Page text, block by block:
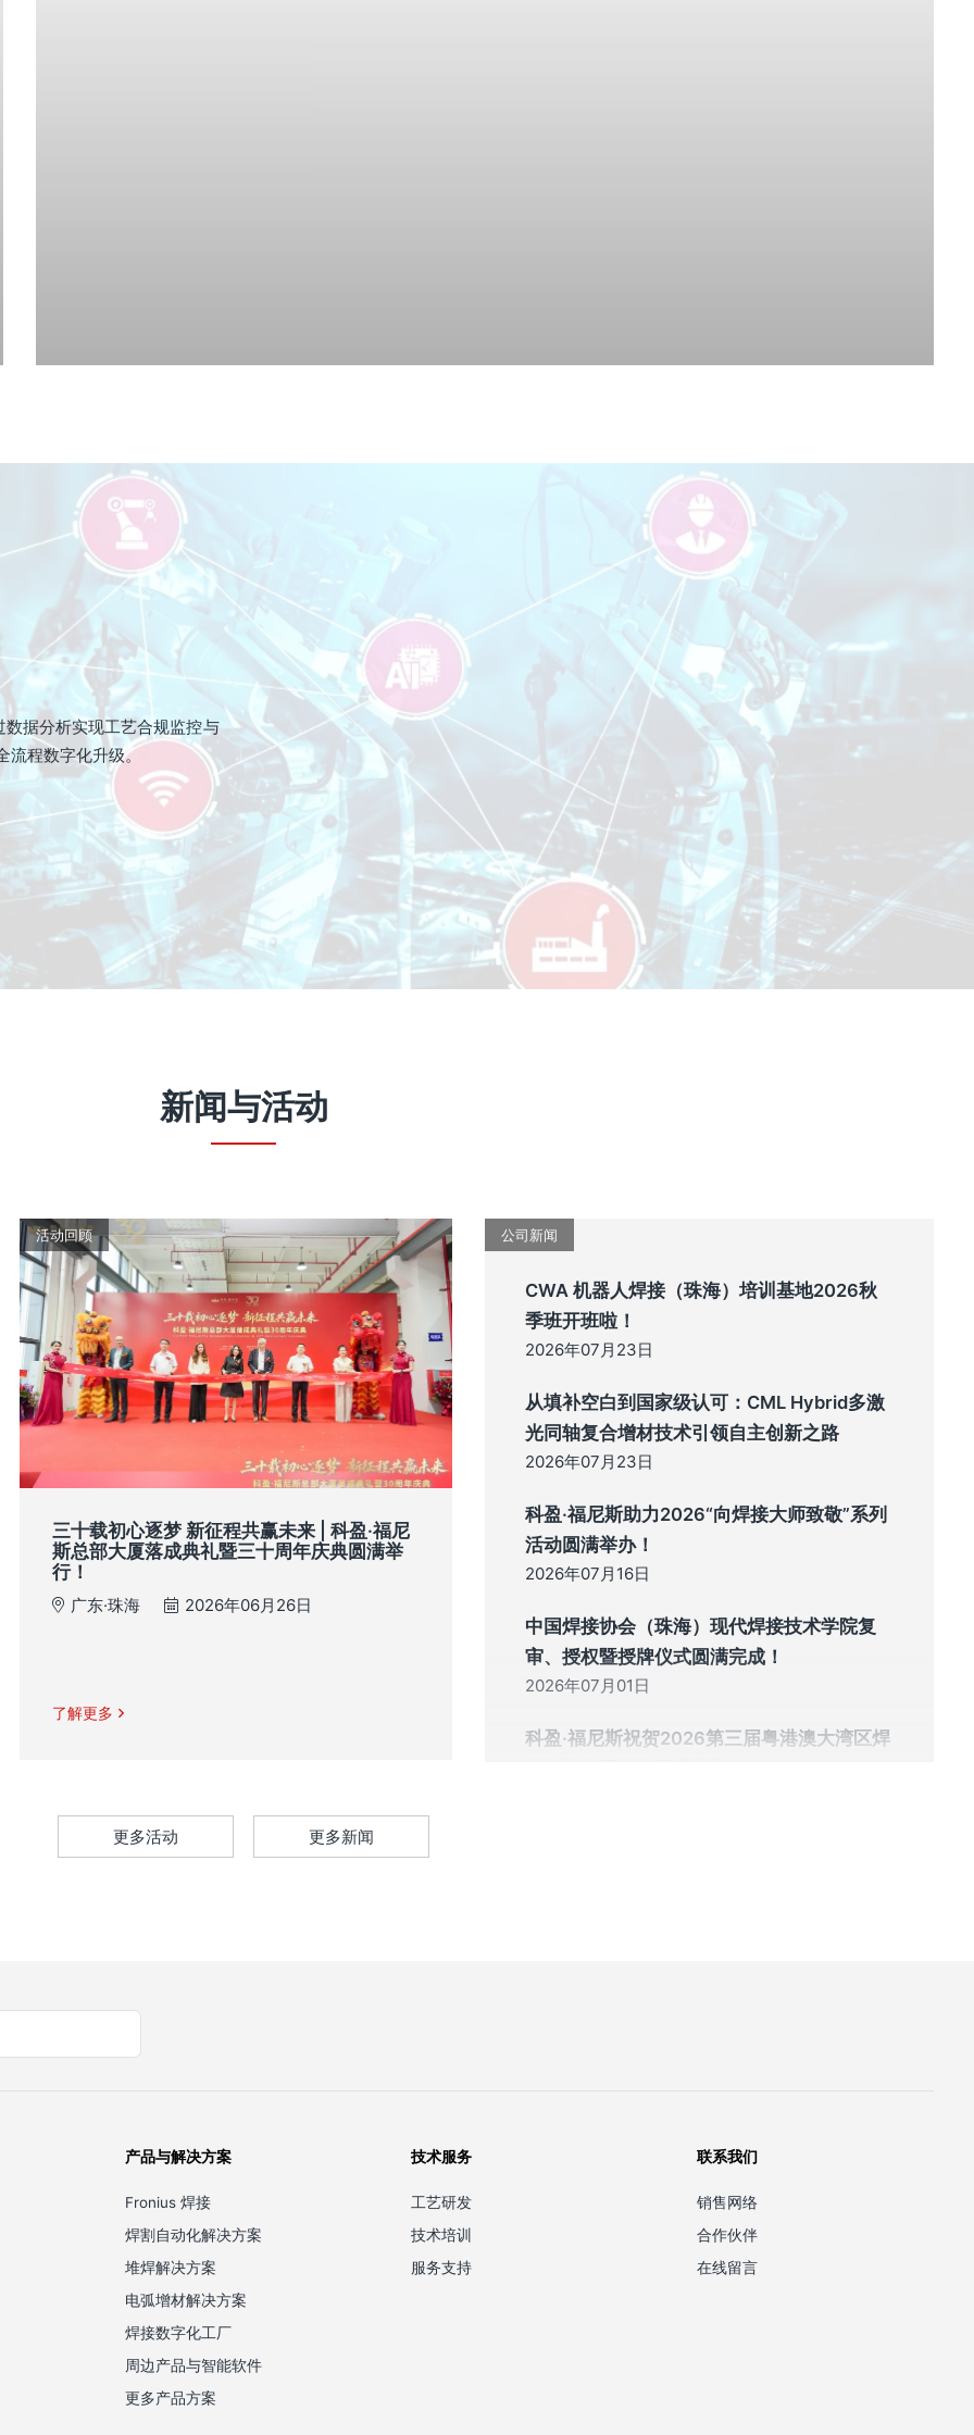
据分析实现工艺合规监控与
流程数字化升级。
新闻与活动
活动回顾
三十载初心逐梦 新征程共赢未来 | 科盈·福尼
斯总部大厦落成典礼暨三十周年庆典圆满举
行！
广东·珠海 2026年06月26日
了解更多
公司新闻
CWA 机器人焊接（珠海）培训基地2026秋
季班开班啦！
2026年07月23日
从填补空白到国家级认可：CML Hybrid多激
光同轴复合增材技术引领自主创新之路
2026年07月23日
科盈·福尼斯助力2026“向焊接大师致敬”系列
活动圆满举办！
2026年07月16日
中国焊接协会（珠海）现代焊接技术学院复
审、授权暨授牌仪式圆满完成！
2026年07月01日
科盈·福尼斯祝贺2026第三届粤港澳大湾区焊
更多活动 更多新闻
产品与解决方案
Fronius 焊接
焊割自动化解决方案
堆焊解决方案
电弧增材解决方案
焊接数字化工厂
周边产品与智能软件
更多产品方案
技术服务
工艺研发
技术培训
服务支持
联系我们
销售网络
合作伙伴
在线留言